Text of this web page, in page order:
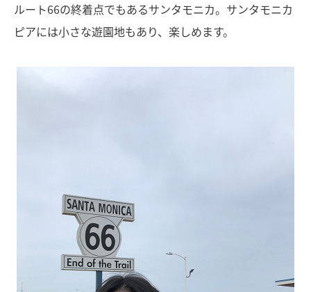
ルート66の終着点でもあるサンタモニカ。サンタモニカ
ピアには小さな遊園地もあり、楽しめます。